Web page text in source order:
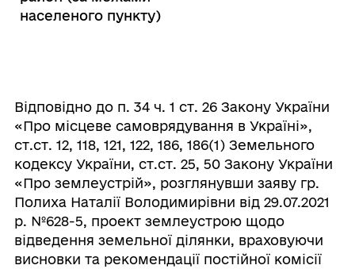
населеного пункту)
Відповідно до п. 34 ч. 1 ст. 26 Закону України
«Про місцеве самоврядування в Україні»,
ст.ст. 12, 118, 121, 122, 186, 186(1) Земельного
кодексу України, ст.ст. 25, 50 Закону України
«Про землеустрій», розглянувши заяву гр.
Полиха Наталії Володимирівни від 29.07.2021
р. №628-5, проект землеустрою щодо
відведення земельної ділянки, враховуючи
висновки та рекомендації постійної комісії